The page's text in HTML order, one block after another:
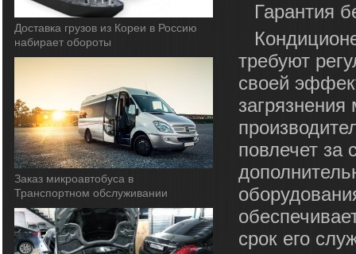
Доставка грузов из Кореи в Россию
набирает обороты
Заказ микроавтобуса в
Транспортном обслуживании
Гарантия
требуют
своей
повлечет за
срок его